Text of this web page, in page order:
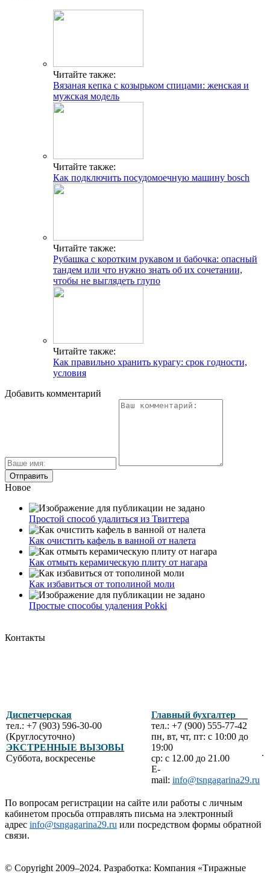
Читайте также:
Вязаная кепка с козырьком спицами: женская и
мужская модель
Читайте также:
Как подключить посудомоечную машину bosch
Читайте также:
Рубашка с коротким рукавом и бабочка: опасный
тандем или что нужно знать об их сочетании,
чтобы не выглядеть глупо
Читайте также:
Как правильно хранить курагу: срок годности,
условия
Добавить комментарий
Новое
Простой способ удалиться из Твиттера
Как очистить кафель в ванной от налета
Как отмыть керамическую плиту от нагара
Как избавиться от тополиной моли
Простые способы удаления Pokki
Контакты
Диспетчерская
тел.: +7 (903) 596-30-00
(Круглосуточно)
ЭКСТРЕННЫЕ ВЫЗОВЫ
Суббота, воскресенье
Главный бухгалтер
тел.: +7 (900) 555-77-42
пн, вт, чт, пт: с 10:00 до
19:00
ср: с 12.00 до 21.00
E-
mail: info@tsngagarina29.ru
.
По вопросам регистрации на сайте или работы с личным
кабинетом просьба отправлять письма на электронный
адрес info@tsngagarina29.ru или посредством формы обратной
связи.
© Copyright 2009–2024. Разработка: Компания «Тиражные